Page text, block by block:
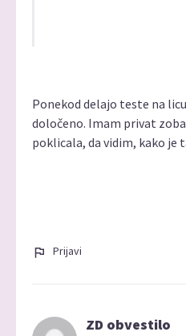
Ponekod delajo teste na
določeno. Imam privat
poklicala, da vidim, kako je
Prijavi
ZD obvestilo